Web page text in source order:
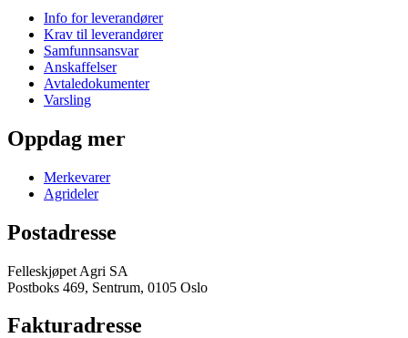
Info for leverandører
Krav til leverandører
Samfunnsansvar
Anskaffelser
Avtaledokumenter
Varsling
Oppdag mer
Merkevarer
Agrideler
Postadresse
Felleskjøpet Agri SA
Postboks 469, Sentrum, 0105 Oslo
Fakturadresse